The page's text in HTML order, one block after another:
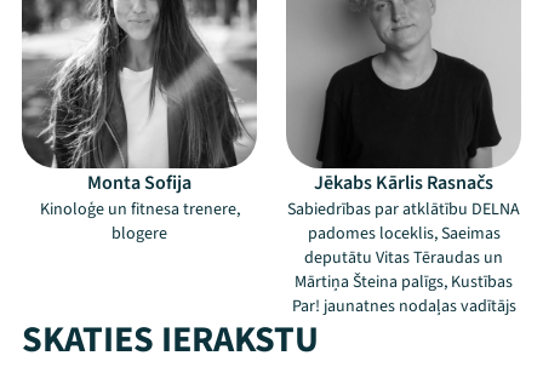
Monta Sofija
Kinoloģe un fitnesa trenere,
blogere
Jēkabs Kārlis Rasnačs
Sabiedrības par atklātību DELNA
padomes loceklis, Saeimas
deputātu Vitas Tēraudas un
Mārtiņa Šteina palīgs, Kustības
Par! jaunatnes nodaļas vadītājs
SKATIES IERAKSTU